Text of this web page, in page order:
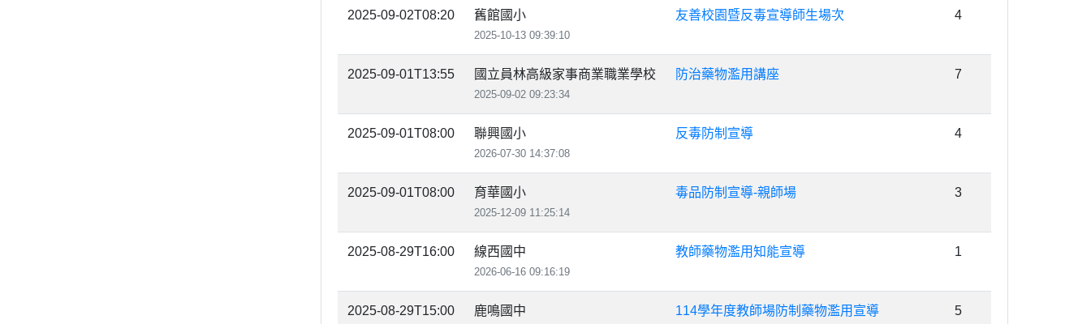
2025-09-02T08:20 舊館國小
2025-10-13 09:39:10
友善校園暨反毒宣導師生場次 4
2025-09-01T13:55 國立員林高級家事商業職業學校
2025-09-02 09:23:34
防治藥物濫用講座 7
2025-09-01T08:00 聯興國小
2026-07-30 14:37:08
反毒防制宣導 4
2025-09-01T08:00 育華國小
2025-12-09 11:25:14
毒品防制宣導-親師場 3
2025-08-29T16:00 線西國中
2026-06-16 09:16:19
教師藥物濫用知能宣導 1
2025-08-29T15:00 鹿鳴國中 114學年度教師場防制藥物濫用宣導 5